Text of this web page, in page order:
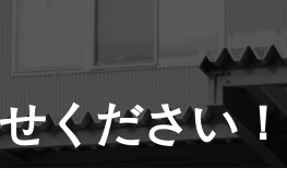
ください！